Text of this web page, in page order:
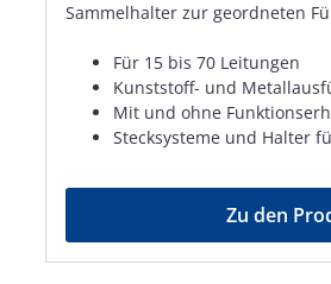
Sammelhalter zur geordneten
Für 15 bis 70 Leitungen
Kunststoff- und
Mit und ohne
Stecksysteme und Halter
Zu den